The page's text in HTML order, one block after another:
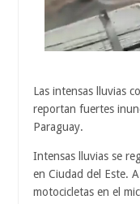
Las intensas lluvias
reportan fuertes
Paraguay.
Intensas lluvias se
en Ciudad del Este.
motocicletas en el